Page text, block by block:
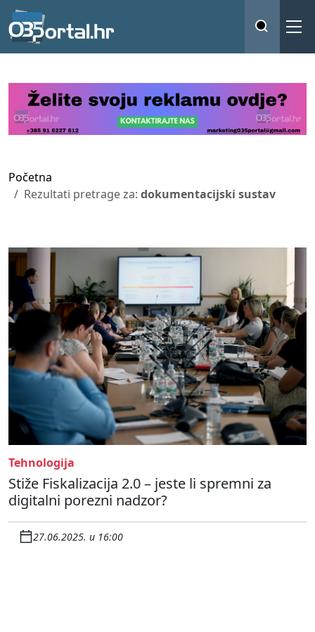
Početna
Rezultati pretrage za: dokumentacijski sustav
Tehnologija
Stiže Fiskalizacija 2.0 – jeste li spremni za
digitalni porezni nadzor?
27.06.2025. u 16:00